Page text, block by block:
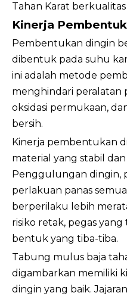
Tahan Karat
Kinerja
Pembentukan dingin
dibentuk pada suhu
ini adalah metode
menghindari peralatan
oksidasi permukaan,
bersih.
Kinerja pembentukan
material yang stabil
Penggulungan dingin,
perlakuan panas
berperilaku lebih
risiko retak, pegas
bentuk yang tiba-tiba.
Tabung mulus baja
digambarkan memiliki
dingin yang baik.